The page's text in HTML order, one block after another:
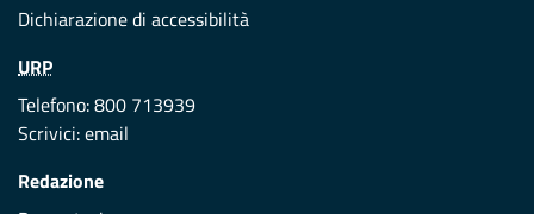
Dichiarazione di accessibilità
URP
Telefono: 800 713939
Scrivici:email
Redazione